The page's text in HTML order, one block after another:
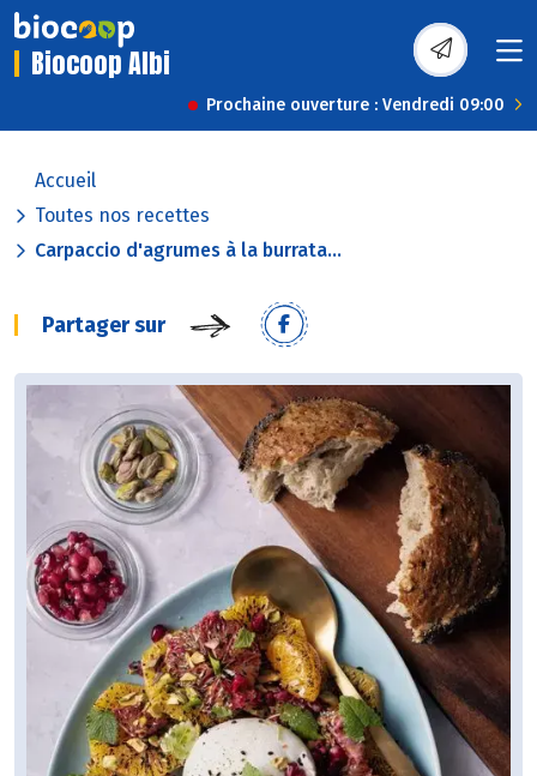
Biocoop Albi
Prochaine ouverture : Vendredi 09:00
Accueil
Toutes nos recettes
Carpaccio d'agrumes à la burrata...
Partager sur